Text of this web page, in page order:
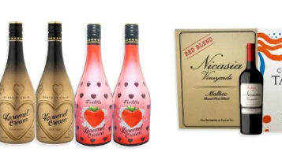
lista de
deseos